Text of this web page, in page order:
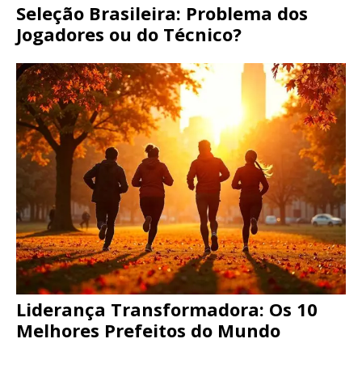
Seleção Brasileira: Problema dos
Jogadores ou do Técnico?
Liderança Transformadora: Os 10
Melhores Prefeitos do Mundo